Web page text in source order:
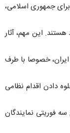
جمهوری اسلامی،
این مهم، آثار
خصوصا با طرف
دادن اقدام نظامی
فوریتی نمایندگان